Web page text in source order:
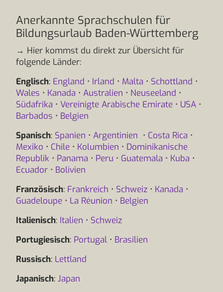
Anerkannte Sprachschulen für
Bildungsurlaub Baden-Württemberg
→ Hier kommst du direkt zur Übersicht für
folgende Länder:
Englisch: England • Irland • Malta • Schottland •
Wales • Kanada • Australien • Neuseeland •
Südafrika • Vereinigte Arabische Emirate • USA •
Barbados • Belgien
Spanisch: Spanien • Argentinien • Costa Rica •
Mexiko • Chile • Kolumbien • Dominikanische
Republik • Panama • Peru • Guatemala • Kuba •
Ecuador • Bolivien
Französisch: Frankreich • Schweiz • Kanada •
Guadeloupe • La Réunion • Belgien
Italienisch: Italien • Schweiz
Portugiesisch: Portugal • Brasilien
Russisch: Lettland
Japanisch: Japan